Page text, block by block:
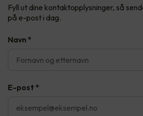
Fyll ut dine kontaktopplysninger, så
på e-post i dag.
Navn *
E-post *